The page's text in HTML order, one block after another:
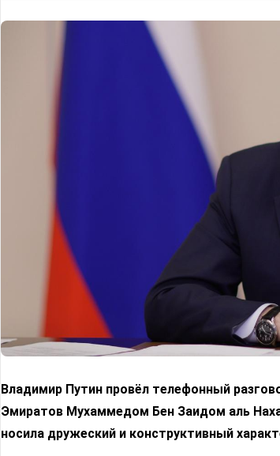
Владимир Путин провёл телефонный
Эмиратов Мухаммедом Бен Заидом аль
носила дружеский и конструктивный